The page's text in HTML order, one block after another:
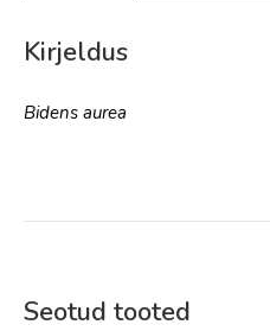
Kirjeldus
Bidens aurea
Seotud tooted